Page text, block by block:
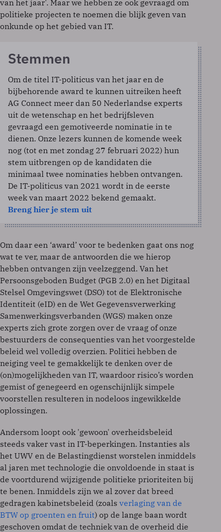
van het jaar'. Maar we hebben ze ook gevraagd om
politieke projecten te noemen die blijk geven van
onkunde op het gebied van IT.
Stemmen
Om de titel IT-politicus van het jaar en de
bijbehorende award te kunnen uitreiken heeft
AG Connect meer dan 50 Nederlandse experts
uit de wetenschap en het bedrijfsleven
gevraagd een gemotiveerde nominatie in te
dienen. Onze lezers kunnen de komende week
nog (tot en met zondag 27 februari 2022) hun
stem uitbrengen op de kandidaten die
minimaal twee nominaties hebben ontvangen.
De IT-politicus van 2021 wordt in de eerste
week van maart 2022 bekend gemaakt.
Breng hier je stem uit
Om daar een ‘award’ voor te bedenken gaat ons nog
wat te ver, maar de antwoorden die we hierop
hebben ontvangen zijn veelzeggend. Van het
Persoonsgeboden Budget (PGB 2.0) en het Digitaal
Stelsel Omgevingswet (DSO) tot de Elektronische
Identiteit (eID) en de Wet Gegevensverwerking
Samenwerkingsverbanden (WGS) maken onze
experts zich grote zorgen over de vraag of onze
bestuurders de consequenties van het voorgestelde
beleid wel volledig overzien. Politici hebben de
neiging veel te gemakkelijk te denken over de
(on)mogelijkheden van IT, waardoor risico’s worden
gemist of genegeerd en ogenschijnlijk simpele
voorstellen resulteren in nodeloos ingewikkelde
oplossingen.
Andersom loopt ook 'gewoon' overheidsbeleid
steeds vaker vast in IT-beperkingen. Instanties als
het UWV en de Belastingdienst worstelen inmiddels
al jaren met technologie die onvoldoende in staat is
de voortdurend wijzigende politieke prioriteiten bij
te benen. Inmiddels zijn we al zover dat breed
gedragen kabinetsbeleid (zoals verlaging van de
BTW op groenten en fruit) op de lange baan wordt
geschoven omdat de techniek van de overheid die